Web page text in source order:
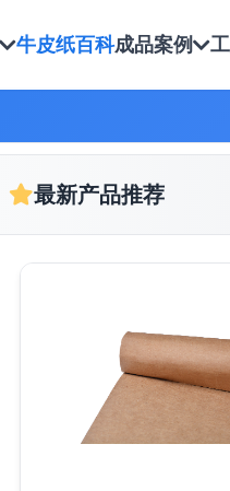
牛皮纸百科成品案例
最新产品推荐